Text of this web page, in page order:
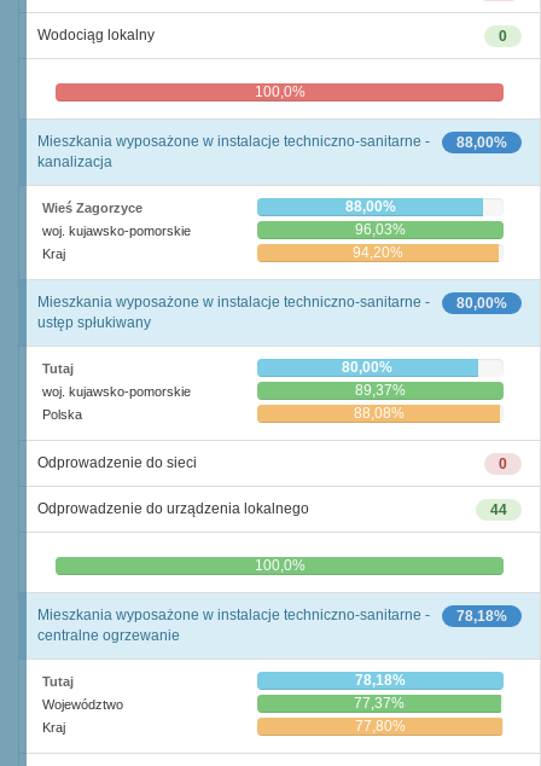
0
Wodociąg lokalny
100,0%
88,00%
Mieszkania wyposażone w instalacje techniczno-sanitarne -
kanalizacja
Wieś Zagorzyce 88,00%
woj. kujawsko-pomorskie 96,03%
Kraj 94,20%
80,00%
Mieszkania wyposażone w instalacje techniczno-sanitarne -
ustęp spłukiwany
Tutaj 80,00%
woj. kujawsko-pomorskie 89,37%
Polska 88,08%
0
Odprowadzenie do sieci
44
Odprowadzenie do urządzenia lokalnego
0,0% 100,0%
78,18%
Mieszkania wyposażone w instalacje techniczno-sanitarne -
centralne ogrzewanie
Tutaj 78,18%
Województwo 77,37%
Kraj 77,80%